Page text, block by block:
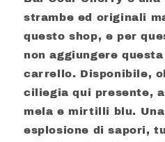
strambe ed originali
questo shop, e per
non aggiungere
carrello. Disponibile,
ciliegia qui presente,
mela e mirtilli blu.
esplosione di sapori,